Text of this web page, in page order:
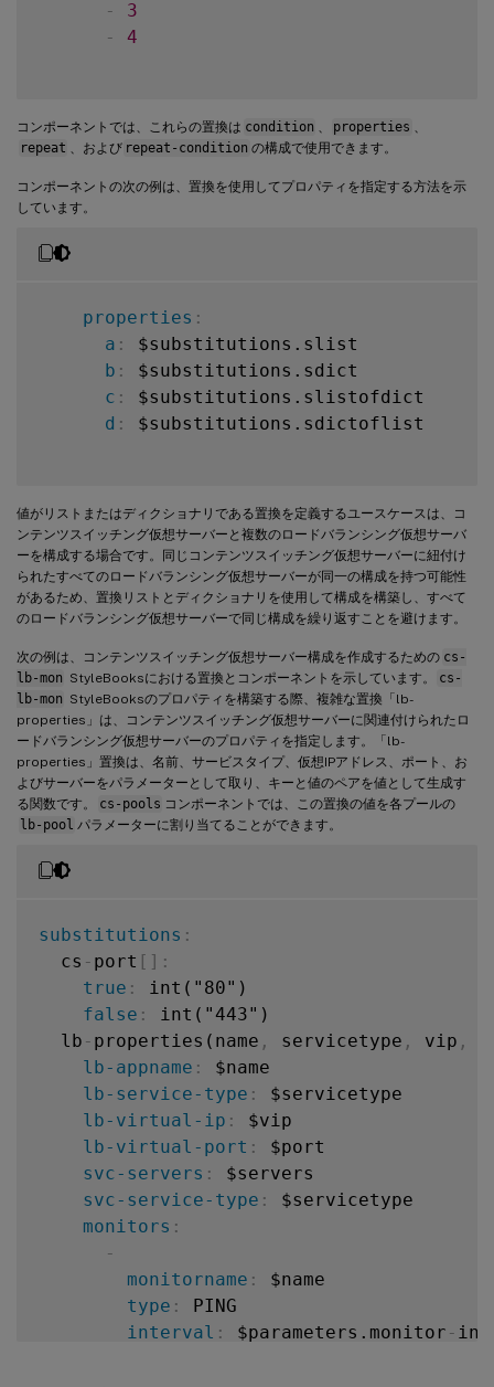
-
3
-
4
コンポーネントでは、これらの置換は condition properties
repeat
、および repeat-condition の構成で使用できます。
コンポーネントの次の例は、置換を使用してプロパティを指定する方法を示
しています。
properties :
a :
$substitutions.slist
b :
$substitutions.sdict
c :
$substitutions.slistofdict
d : $substitutions.sdictoflist
値がリストまたはディクショナリである置換を定義するユースケースは、コ
ンテンツスイッチング仮想サーバーと複数のロードバランシング仮想サーバ
ーを構成する場合です。同じコンテンツスイッチング仮想サーバーに紐付け
られたすべてのロードバランシング仮想サーバーが同一の構成を持つ可能性
があるため、置換リストとディクショナリを使用して構成を構築し、すべて
のロードバランシング仮想サーバーで同じ構成を繰り返すことを避けます。
次の例は、コンテンツスイッチング仮想サーバー構成を作成するための cs-
lb-mon StyleBooksにおける置換とコンポーネントを示しています。
cs-
lb-mon StyleBooksのプロパティを構築する際、複雑な置換「lb-
properties」は、コンテンツスイッチング仮想サーバーに関連付けられたロ
ードバランシング仮想サーバーのプロパティを指定します。「lb-
properties」置換は、名前、サービスタイプ、仮想IPアドレス、ポート、お
よびサーバーをパラメーターとして取り、キーと値のペアを値として生成す
る関数です。
cs-pools コンポーネントでは、この置換の値を各プールの
lb-pool パラメーターに割り当てることができます。
substitutions :
  cs
- port [ ] :
true :
int("80")
false :
int("443")
  lb
- properties(name , servicetype , vip ,
lb-appname :
$name
lb-service-type :
$servicetype
lb-virtual-ip :
$vip
lb-virtual-port :
$port
svc-servers :
$servers
svc-service-type :
$servicetype
monitors :
-
monitorname :
$name
type :
PING
interval : $parameters.monitor -